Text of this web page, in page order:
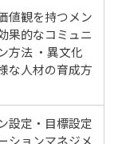
値観を持つメン
果的なコミュニ
方法 ・異文化
な人材の育成方
設定・目標設定
ションマネジメ